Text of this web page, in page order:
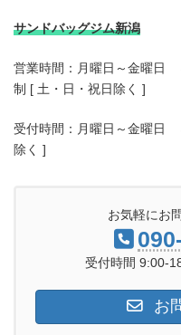
サンドバッグジム新潟
営業時間：月曜日～金曜日
制 [ 土・日・祝日除く ]
受付時間：月曜日～金曜日
除く ]
お気軽にお
受付時間 9:00-
お